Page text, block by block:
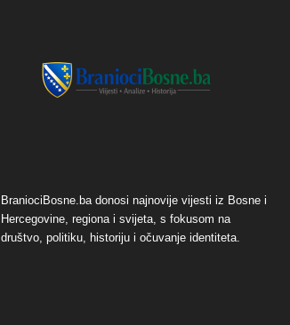
BraniociBosne.ba donosi najnovije vijesti iz Bosne i
Hercegovine, regiona i svijeta, s fokusom na
društvo, politiku, historiju i očuvanje identiteta.